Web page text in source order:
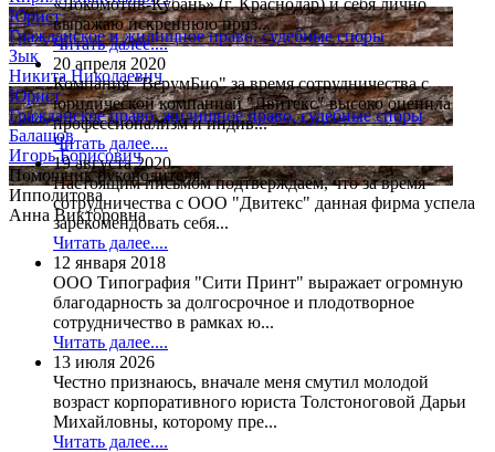
Юрист
Гражданское и жилищное право, судебные споры
Зык
Никита Николаевич
Юрист
Гражданское право, жилищное право, судебные споры
Балашов
Игорь Борисович
Помощник руководителя
Ипполитова
Анна Викторовна
выражаю искреннюю приз...
Читать далее....
20 апреля 2020
Компания "ВерумБио" за время сотрудничества с
юридической компанией "Двитекс" высоко оценила
профессионализм и индив...
Читать далее....
19 августа 2020
Настоящим письмом подтверждаем, что за время
сотрудничества с ООО "Двитекс" данная фирма успела
зарекомендовать себя...
Читать далее....
12 января 2018
ООО Типография "Сити Принт" выражает огромную
благодарность за долгосрочное и плодотворное
сотрудничество в рамках ю...
Читать далее....
13 июля 2026
Честно признаюсь, вначале меня смутил молодой
возраст корпоративного юриста Толстоноговой Дарьи
Михайловны, которому пре...
Читать далее....